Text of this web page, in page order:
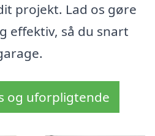
projekt. Lad os gøre
effektiv, så du snart
og uforpligtende